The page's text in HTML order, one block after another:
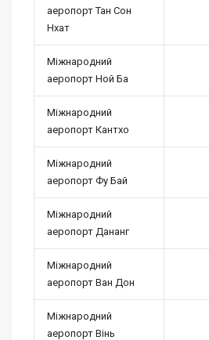
аеропорт Тан Сон
Нхат
Міжнародний
аеропорт Ной Ба
Міжнародний
аеропорт Кантхо
Міжнародний
аеропорт Фу Бай
Міжнародний
аеропорт Дананг
Міжнародний
аеропорт Ван Дон
Міжнародний
аеропорт Вінь